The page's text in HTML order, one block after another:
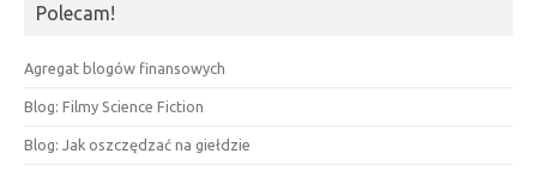
Polecam!
Agregat blogów finansowych
Blog: Filmy Science Fiction
Blog: Jak oszczędzać na giełdzie